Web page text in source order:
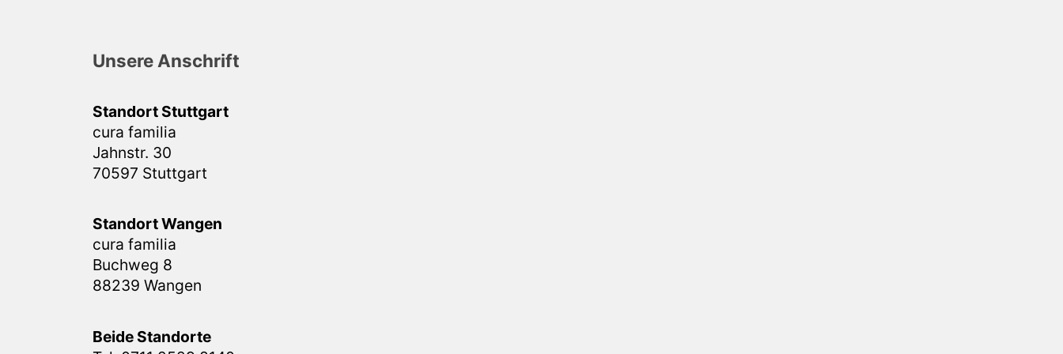
Unsere Anschrift
Standort Stuttgart
cura familia
Jahnstr. 30
70597 Stuttgart
Standort Wangen
cura familia
Buchweg 8
88239 Wangen
Beide Standorte